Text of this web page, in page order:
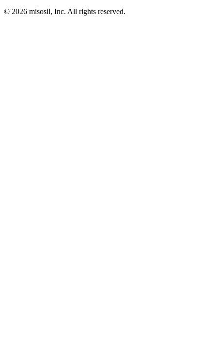
© 2026 misosil, Inc. All rights reserved.